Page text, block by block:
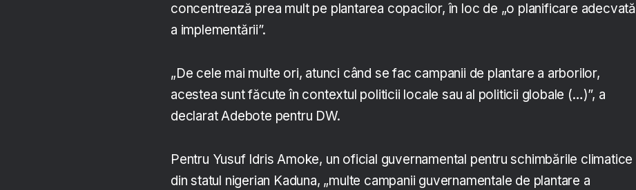
concentrează prea mult pe plantarea copacilor, în loc de „o planificare adecvată
a implementării”.
„De cele mai multe ori, atunci când se fac campanii de plantare a arborilor,
acestea sunt făcute în contextul politicii locale sau al politicii globale (…)”, a
declarat Adebote pentru DW.
Pentru Yusuf Idris Amoke, un oficial guvernamental pentru schimbările climatice
din statul nigerian Kaduna, „multe campanii guvernamentale de plantare a